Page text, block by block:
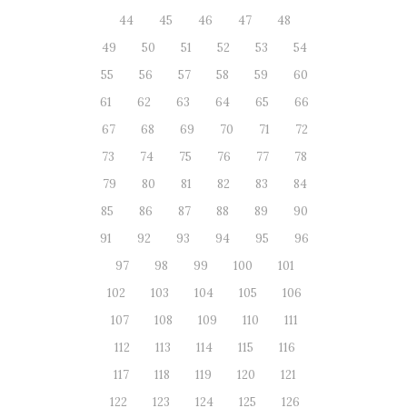
44
45 46 47
48
49
50 51 52 53
54
55
56 57 58 59
60
61
62 63 64 65
66
67
68 69 70 71
72
73
74 75 76 77
78
79
80 81 82 83
84
85
86 87 88 89
90
91
92 93 94 95
96
97
98 99 100
101
102
103 104 105
106
107
108 109 110
111
112
113 114 115
116
117
118 119 120
121
122
123 124 125
126